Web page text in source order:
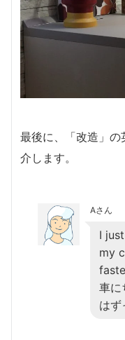
最後に、「改造」
介します。
Aさん
I
my
車に
はず